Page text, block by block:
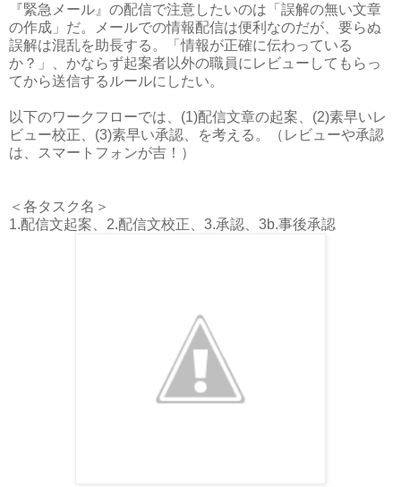
『緊急メール』の配信で注意したいのは「誤解の無い文章
の作成」だ。メールでの情報配信は便利なのだが、要らぬ
誤解は混乱を助長する。「情報が正確に伝わっている
か？」、かならず起案者以外の職員にレビューしてもらっ
てから送信するルールにしたい。
以下のワークフローでは、(1)配信文章の起案、(2)素早いレ
ビュー校正、(3)素早い承認、を考える。（レビューや承認
は、スマートフォンが吉！）
＜各タスク名＞
1.配信文起案、2.配信文校正、3.承認、3b.事後承認